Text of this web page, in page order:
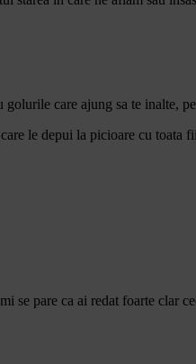
care ajung sa te inalte,
le depui la picioare cu toata
se pare ca ai redat foarte clar